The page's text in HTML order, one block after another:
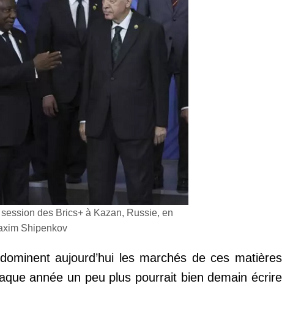
des Brics+ à Kazan, Russie, en
Shipenkov
aujourd’hui les marchés de ces matières
année un peu plus pourrait bien demain écrire